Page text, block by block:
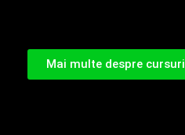
Mai multe despre cursuri